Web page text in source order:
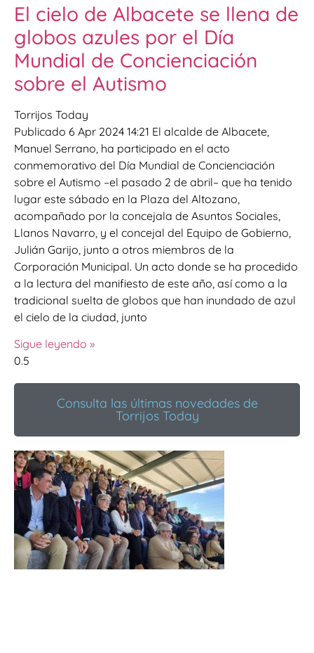
El cielo de Albacete se llena de
globos azules por el Día
Mundial de Concienciación
sobre el Autismo
Torrijos Today
Publicado 6 Apr 2024 14:21 El alcalde de Albacete,
Manuel Serrano, ha participado en el acto
conmemorativo del Día Mundial de Concienciación
sobre el Autismo –el pasado 2 de abril– que ha tenido
lugar este sábado en la Plaza del Altozano,
acompañado por la concejala de Asuntos Sociales,
Llanos Navarro, y el concejal del Equipo de Gobierno,
Julián Garijo, junto a otros miembros de la
Corporación Municipal. Un acto donde se ha procedido
a la lectura del manifiesto de este año, así como a la
tradicional suelta de globos que han inundado de azul
el cielo de la ciudad, junto
Sigue leyendo »
Consulta las últimas novedades de
Torrijos Today